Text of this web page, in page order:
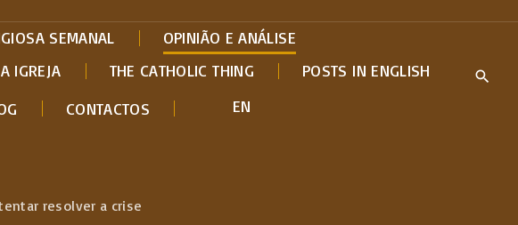
SEMANAL
OPINIÃO E ANÁLISE
IGREJA THE CATHOLIC THING
POSTS IN ENGLISH
CONTACTOS EN
resolver a crise